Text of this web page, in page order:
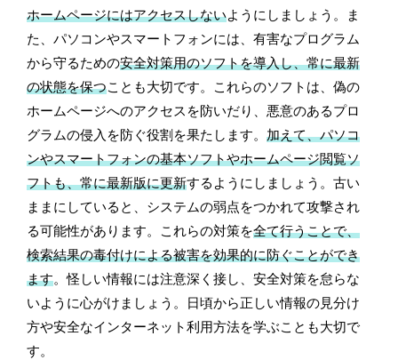
ホームページにはアクセスしないようにしましょう。ま
た、パソコンやスマートフォンには、有害なプログラム
から守るための安全対策用のソフトを導入し、常に最新
の状態を保つことも大切です。これらのソフトは、偽の
ホームページへのアクセスを防いだり、悪意のあるプロ
グラムの侵入を防ぐ役割を果たします。加えて、パソコ
ンやスマートフォンの基本ソフトやホームページ閲覧ソ
フトも、常に最新版に更新するようにしましょう。古い
ままにしていると、システムの弱点をつかれて攻撃され
る可能性があります。これらの対策を全て行うことで、
検索結果の毒付けによる被害を効果的に防ぐことができ
ます。怪しい情報には注意深く接し、安全対策を怠らな
いように心がけましょう。日頃から正しい情報の見分け
方や安全なインターネット利用方法を学ぶことも大切で
す。